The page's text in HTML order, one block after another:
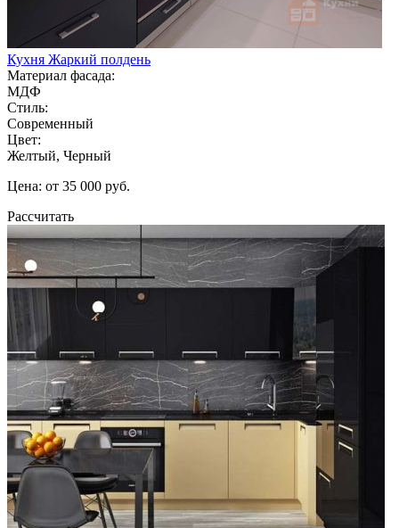
Кухня Жаркий полдень
Материал фасада:
МДФ
Стиль:
Современный
Цвет:
Желтый, Черный
Цена: от 35 000 руб.
Рассчитать